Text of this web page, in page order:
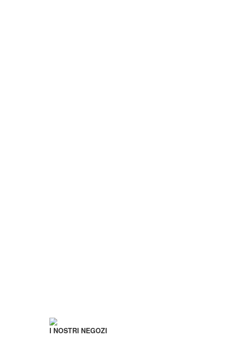
I NOSTRI NEGOZI